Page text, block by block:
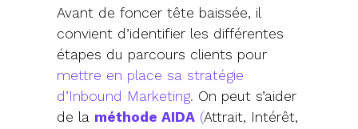
Avant de foncer tête baissée, il
convient d’identifier les différentes
étapes du parcours clients pour
mettre en place sa stratégie
d’Inbound Marketing. On peut s’aider
de la méthode AIDA(Attrait, Intérêt,